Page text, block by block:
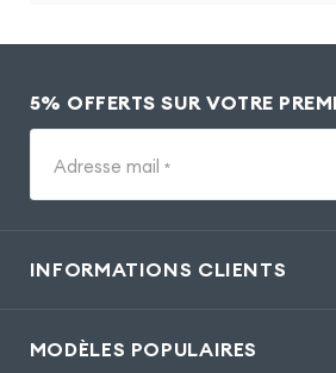
5% OFFERTS SUR VOTRE
Adresse mail *
INFORMATIONS CLIENTS
MODÈLES POPULAIRES